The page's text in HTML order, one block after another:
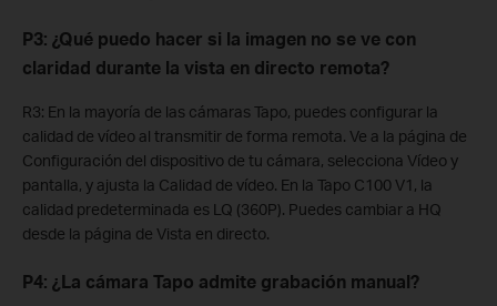
P3: ¿Qué puedo hacer si la imagen no se ve con
claridad durante la vista en directo remota?
R3: En la mayoría de las cámaras Tapo, puedes configurar la
calidad de vídeo al transmitir de forma remota. Ve a la página de
Configuración del dispositivo de tu cámara, selecciona Vídeo y
pantalla, y ajusta la Calidad de vídeo. En la Tapo C100 V1, la
calidad predeterminada es LQ (360P). Puedes cambiar a HQ
desde la página de Vista en directo.
P4: ¿La cámara Tapo admite grabación manual?